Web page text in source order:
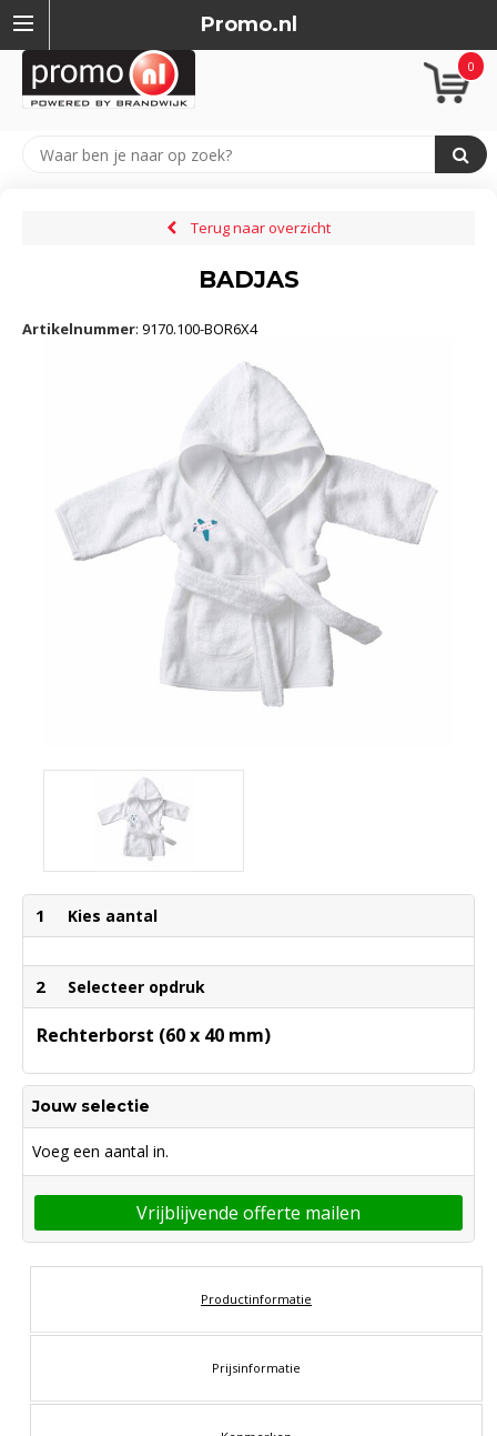
Promo.nl
0
Terug naar overzicht
BADJAS
Artikelnummer: 9170.100-BOR6X4
1 Kies aantal
2 Selecteer opdruk
Rechterborst (60 x 40 mm)
Jouw selectie
Voeg een aantal in.
Vrijblijvende offerte mailen
Productinformatie
Prijsinformatie